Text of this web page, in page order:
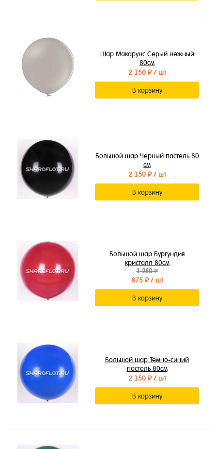
Шар Макарунс Серый нежный
80см
2 150 ₽/ шт
В корзину
Большой шар Черный пастель 80
см
2 150 ₽/ шт
В корзину
Большой шар Бургундия
кристалл 80см
1 250 ₽
875 ₽/ шт
В корзину
Большой шар Темно-синий
пастель 80см
2 150 ₽/ шт
В корзину